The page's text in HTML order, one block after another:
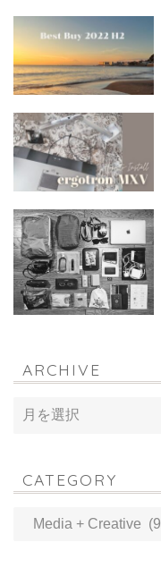
ARCHIVE
CATEGORY